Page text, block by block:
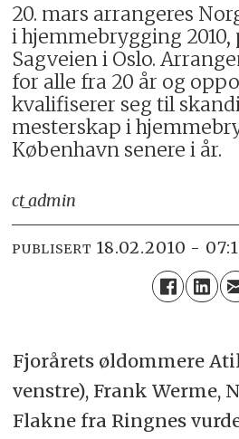
20. mars arrangeres
i hjemmebrygging
Sagveien i Oslo.
for alle fra 20 år og
kvalifiserer seg til
mesterskap i
København senere i år.
ct_admin
PUBLISERT 18.02.2010 -
Fjorårets øldommere
venstre), Frank Werme,
Flakne fra Ringnes